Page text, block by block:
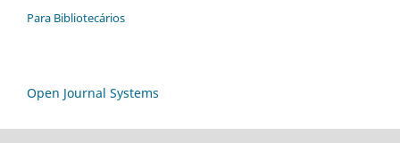
Para Bibliotecários
Open Journal Systems